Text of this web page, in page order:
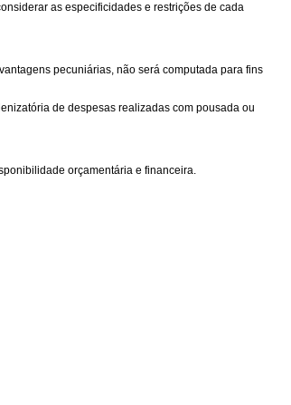
as especificidades e restrições de cada
pecuniárias, não será computada para fins
de despesas realizadas com pousada ou
orçamentária e financeira.